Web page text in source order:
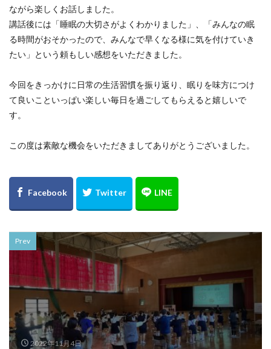
ながら楽しくお話しました。
講話後には「睡眠の大切さがよくわかりました」、「みんなの眠
る時間がおそかったので、みんなで早くなる様に気を付けていき
たい」という頼もしい感想をいただきました。
今回をきっかけに日常の生活習慣を振り返り、眠りを味方につけ
て良いこといっぱい楽しい毎日を過ごしてもらえると嬉しいで
す。
この度は素敵な機会をいただきましてありがとうございました。
Prev
2022年11月4日